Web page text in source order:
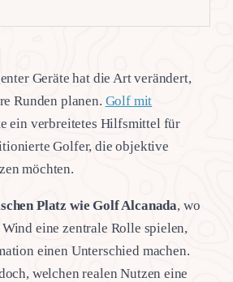
Geräte hat die Art verändert,
Runden planen. Golf mit
ein verbreitetes Hilfsmittel für
Golfer, die objektive
möchten.
Platz wie Golf Alcanada, wo
eine zentrale Rolle spielen,
einen Unterschied machen.
welchen realen Nutzen eine